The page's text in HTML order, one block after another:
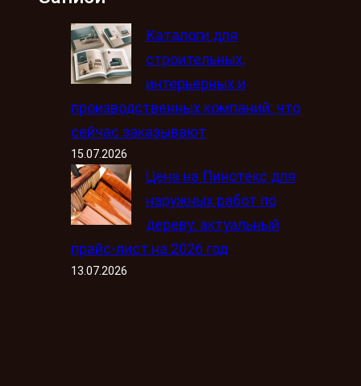
Каталоги для
строительных,
интерьерных и
производственных компаний: что
сейчас заказывают
15.07.2026
Цена на Пинотекс для
наружных работ по
дереву: актуальный
прайс-лист на 2026 год
13.07.2026